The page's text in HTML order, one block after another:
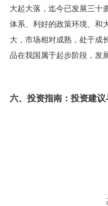
大起大落，迄今已发展三十
体系、利好的政策环境、和
大，市场相对成熟，处于成
品在我国属于起步阶段，发
六、投资指南：投资建